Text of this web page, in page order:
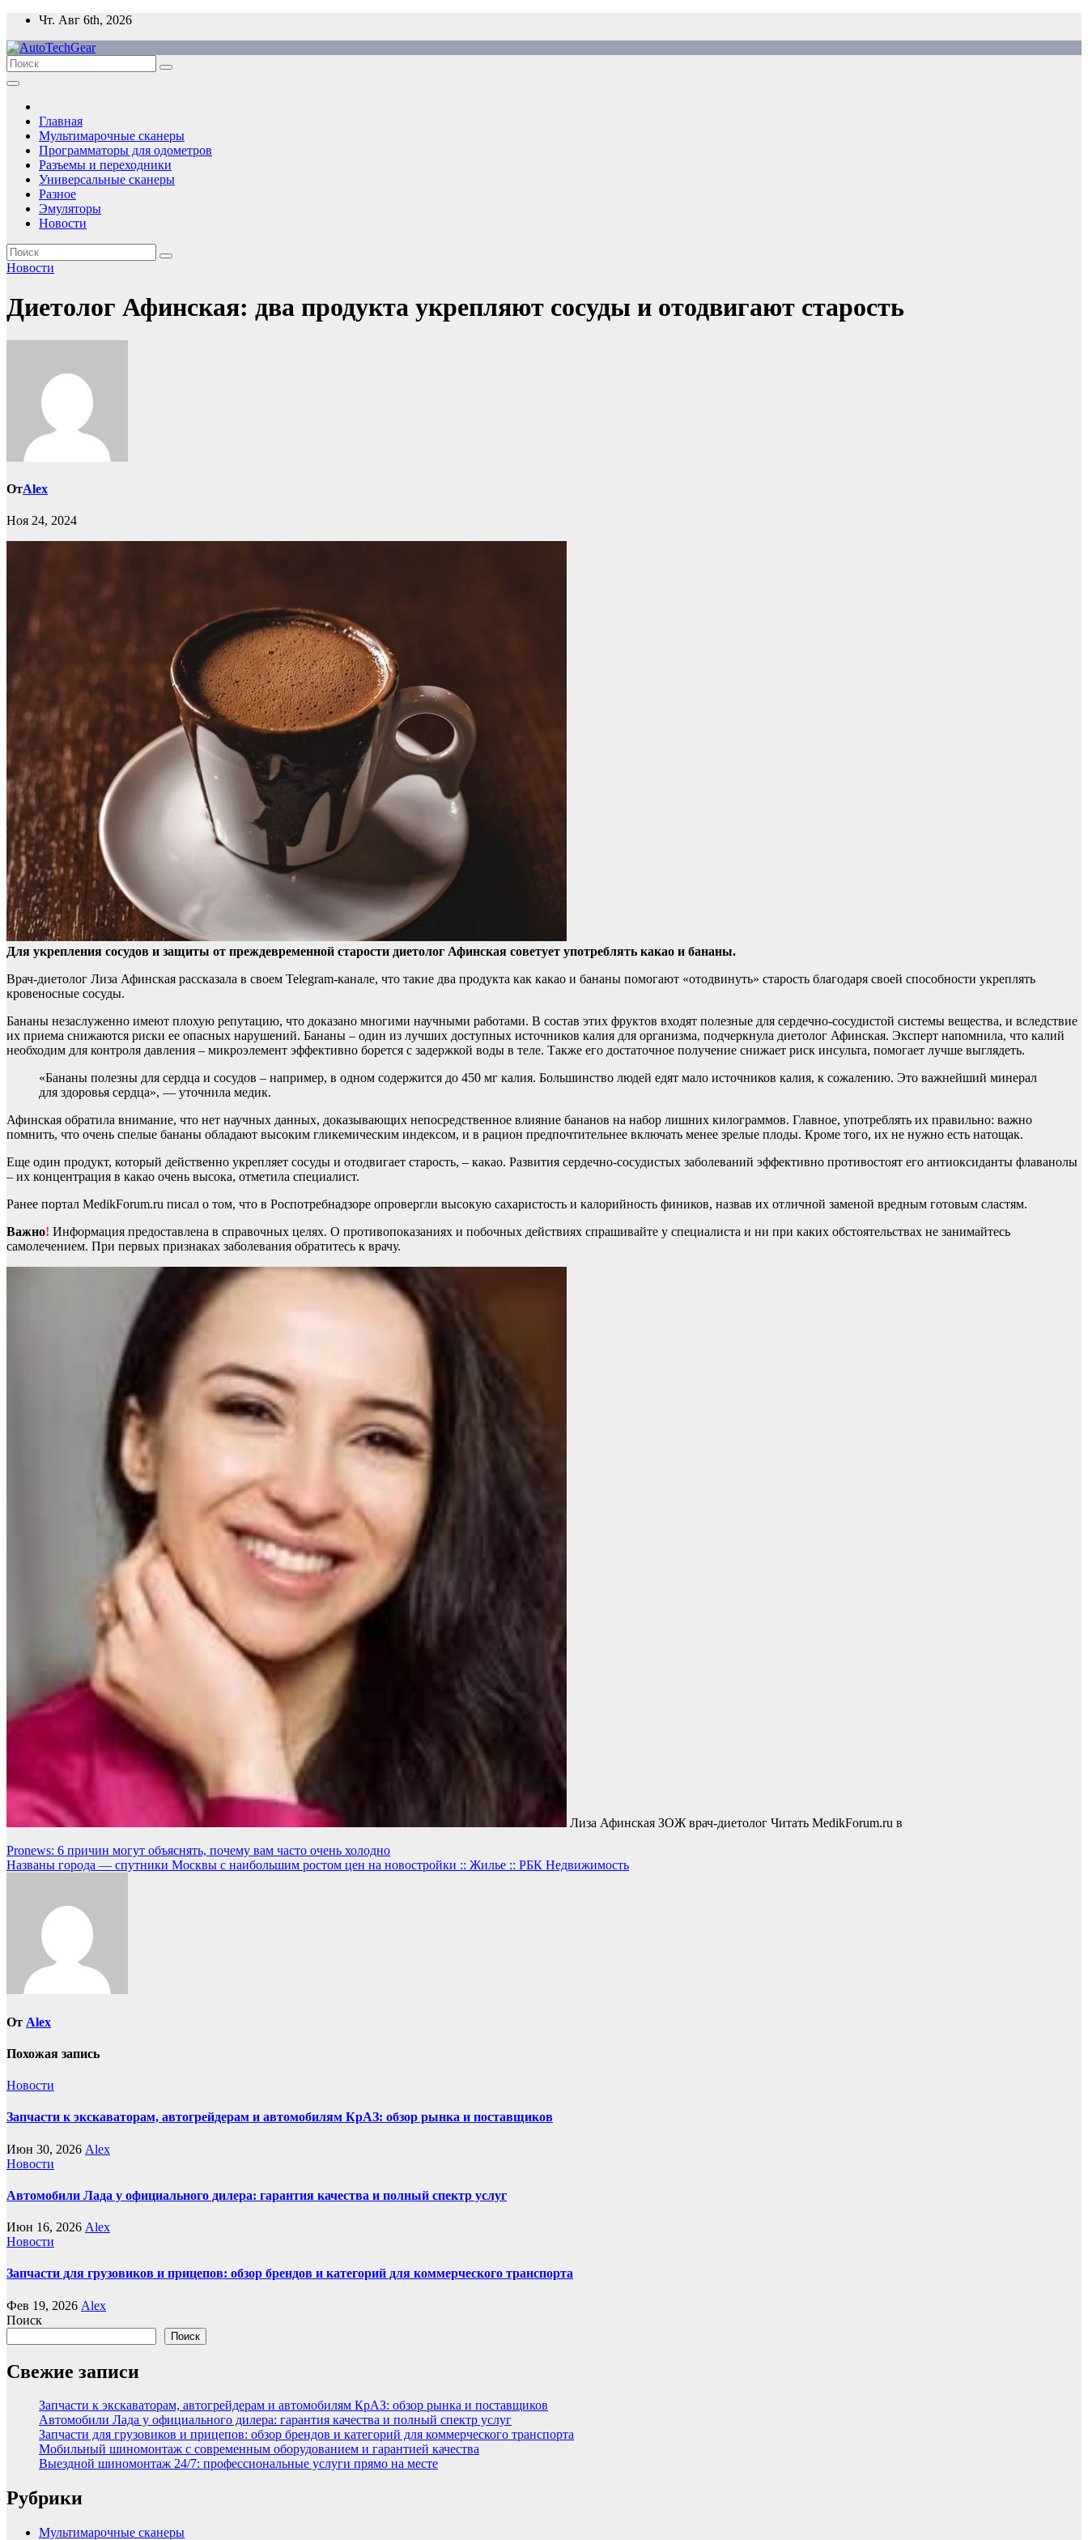
Перейти
содержимому
Чт. Авг 6th, 2026
Главная
Мультимарочные сканеры
Программаторы для одометров
Разъемы и переходники
Универсальные сканеры
Разное
Эмуляторы
Новости
Новости
Диетолог Афинская: два продукта укрепляют сосуды и отодвигают старость
ОтAlex
Ноя 24, 2024
Для укрепления сосудов и защиты от преждевременной старости диетолог Афинская советует употреблять какао и бананы.
Врач-диетолог Лиза Афинская рассказала в своем Telegram-канале, что такие два продукта как какао и бананы помогают «отодвинуть» старость благодаря своей способности укреплять
кровеносные сосуды.
Бананы незаслуженно имеют плохую репутацию, что доказано многими научными работами. В состав этих фруктов входят полезные для сердечно-сосудистой системы вещества, и вследствие
их приема снижаются риски ее опасных нарушений. Бананы – один из лучших доступных источников калия для организма, подчеркнула диетолог Афинская. Эксперт напомнила, что калий
необходим для контроля давления – микроэлемент эффективно борется с задержкой воды в теле. Также его достаточное получение снижает риск инсульта, помогает лучше выглядеть.
«Бананы полезны для сердца и сосудов – например, в одном содержится до 450 мг калия. Большинство людей едят мало источников калия, к сожалению. Это важнейший минерал
для здоровья сердца», — уточнила медик.
Афинская обратила внимание, что нет научных данных, доказывающих непосредственное влияние бананов на набор лишних килограммов. Главное, употреблять их правильно: важно
помнить, что очень спелые бананы обладают высоким гликемическим индексом, и в рацион предпочтительнее включать менее зрелые плоды. Кроме того, их не нужно есть натощак.
Еще один продукт, который действенно укрепляет сосуды и отодвигает старость, – какао. Развития сердечно-сосудистых заболеваний эффективно противостоят его антиоксиданты флаванолы
– их концентрация в какао очень высока, отметила специалист.
Ранее портал MedikForum.ru писал о том, что в Роспотребнадзоре опровергли высокую сахаристость и калорийность фиников, назвав их отличной заменой вредным готовым сластям.
Важно! Информация предоставлена в справочных целях. О противопоказаниях и побочных действиях спрашивайте у специалиста и ни при каких обстоятельствах не занимайтесь
самолечением. При первых признаках заболевания обратитесь к врачу.
Лиза Афинская ЗОЖ врач-диетолог Читать MedikForum.ru в
Навигация
по
Pronews: 6 причин могут объяснять, почему вам часто очень холодно
Названы города — спутники Москвы с наибольшим ростом цен на новостройки :: Жилье :: РБК Недвижимость
От Alex
Похожая запись
Новости
Запчасти к экскаваторам, автогрейдерам и автомобилям КрАЗ: обзор рынка и поставщиков
Июн 30, 2026 Alex
Новости
Автомобили Лада у официального дилера: гарантия качества и полный спектр услуг
Июн 16, 2026 Alex
Новости
Запчасти для грузовиков и прицепов: обзор брендов и категорий для коммерческого транспорта
Фев 19, 2026 Alex
Поиск
Поиск
Свежие записи
Запчасти к экскаваторам, автогрейдерам и автомобилям КрАЗ: обзор рынка и поставщиков
Автомобили Лада у официального дилера: гарантия качества и полный спектр услуг
Запчасти для грузовиков и прицепов: обзор брендов и категорий для коммерческого транспорта
Мобильный шиномонтаж с современным оборудованием и гарантией качества
Выездной шиномонтаж 24/7: профессиональные услуги прямо на месте
Рубрики
Мультимарочные сканеры